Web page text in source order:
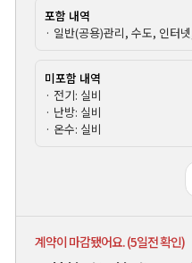
포함 내역
· 일반(공용)관리, 수도, 인터
미포함 내역
· 전기: 실비
· 난방: 실비
· 온수: 실비
계약이 마감됐어요. (5일전 확인)